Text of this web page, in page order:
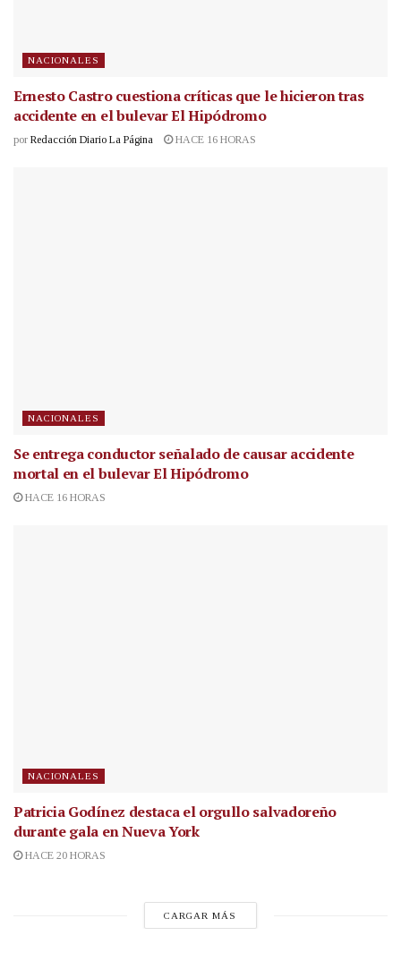
NACIONALES
Ernesto Castro cuestiona críticas que le hicieron tras
accidente en el bulevar El Hipódromo
por Redacción Diario La Página HACE 16 HORAS
NACIONALES
Se entrega conductor señalado de causar accidente
mortal en el bulevar El Hipódromo
HACE 16 HORAS
NACIONALES
Patricia Godínez destaca el orgullo salvadoreño
durante gala en Nueva York
HACE 20 HORAS
CARGAR MÁS